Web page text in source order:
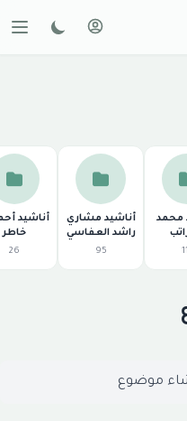
محمد
أناشيد مشاري
راشد العفاسي
95
أناشيد
خاطر
26
موضوع